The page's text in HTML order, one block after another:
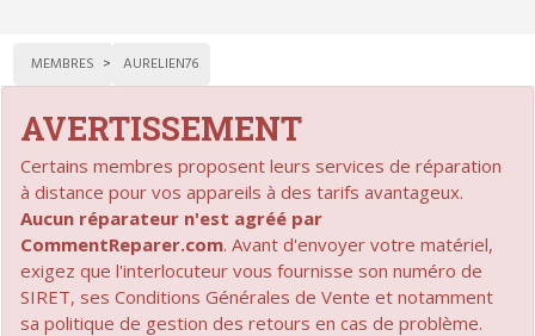
MEMBRES AURELIEN76
AVERTISSEMENT
Certains membres proposent leurs services de réparation
à distance pour vos appareils à des tarifs avantageux.
Aucun réparateur n'est agréé par
CommentReparer.com. Avant d'envoyer votre matériel,
exigez que l'interlocuteur vous fournisse son numéro de
SIRET, ses Conditions Générales de Vente et notamment
sa politique de gestion des retours en cas de problème.